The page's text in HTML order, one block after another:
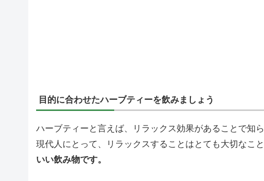
目的に合わせたハーブティーを飲みましょう
ハーブティーと言えば、リラックス効果があることで知
現代人にとって、リラックスすることはとても大切なこと
いい飲み物です。